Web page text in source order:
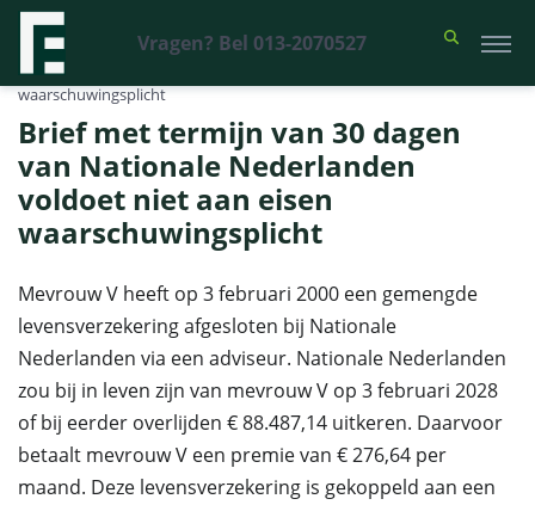
Vragen? Bel 013-2070527
Financieel Recht Advocaten >Uitspraken>Brief met termijn van 30
dagen van Nationale Nederlanden voldoet niet aan eisen
waarschuwingsplicht
Brief met termijn van 30 dagen
van Nationale Nederlanden
voldoet niet aan eisen
waarschuwingsplicht
Mevrouw V heeft op 3 februari 2000 een gemengde
levensverzekering afgesloten bij Nationale
Nederlanden via een adviseur. Nationale Nederlanden
zou bij in leven zijn van mevrouw V op 3 februari 2028
of bij eerder overlijden € 88.487,14 uitkeren. Daarvoor
betaalt mevrouw V een premie van € 276,64 per
maand. Deze levensverzekering is gekoppeld aan een